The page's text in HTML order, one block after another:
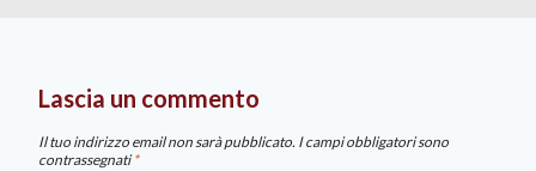
Lascia un commento
Il tuo indirizzo email non sarà pubblicato. I campi obbligatori sono
contrassegnati*